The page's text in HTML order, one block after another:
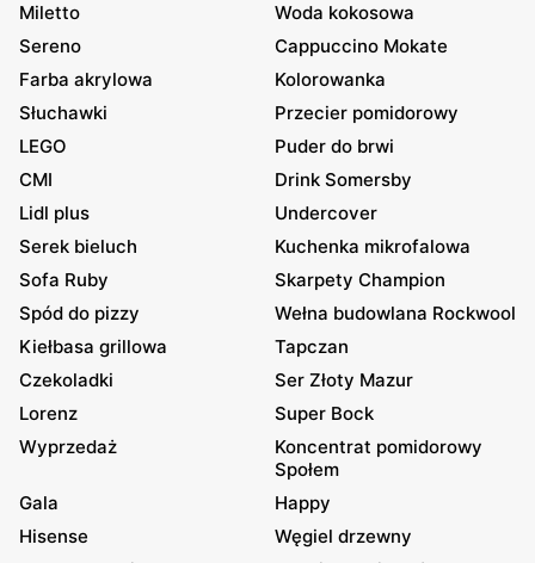
Miletto
Woda kokosowa
Sereno
Cappuccino Mokate
Farba akrylowa
Kolorowanka
Słuchawki
Przecier pomidorowy
LEGO
Puder do brwi
CMI
Drink Somersby
Lidl plus
Undercover
Serek bieluch
Kuchenka mikrofalowa
Sofa Ruby
Skarpety Champion
Spód do pizzy
Wełna budowlana Rockwool
Kiełbasa grillowa
Tapczan
Czekoladki
Ser Złoty Mazur
Lorenz
Super Bock
Wyprzedaż
Koncentrat pomidorowy
Społem
Gala
Happy
Hisense
Węgiel drzewny